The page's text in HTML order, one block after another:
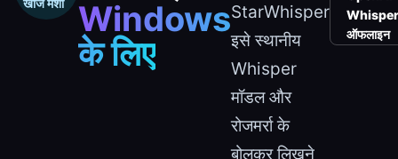
खोज मंशा
Windows
के लिए
StarWhisper
इसे स्थानीय
Whisper
मॉडल और
रोजमर्रा के
बोलकर लिखने
Whisper
ऑफलाइन